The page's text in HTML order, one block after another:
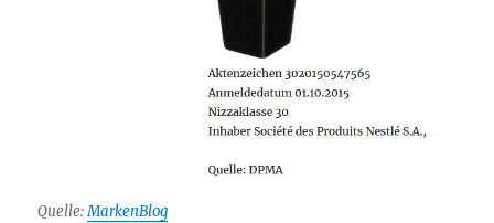
Quelle:MarkenBlog